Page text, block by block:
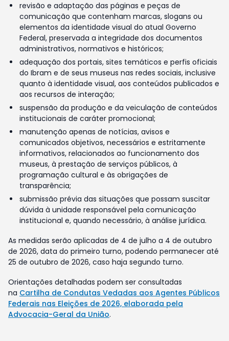
revisão e adaptação das páginas e peças de
comunicação que contenham marcas, slogans ou
elementos da identidade visual do atual Governo
Federal, preservada a integridade dos documentos
administrativos, normativos e históricos;
adequação dos portais, sites temáticos e perfis oficiais
do Ibram e de seus museus nas redes sociais, inclusive
quanto à identidade visual, aos conteúdos publicados e
aos recursos de interação;
suspensão da produção e da veiculação de conteúdos
institucionais de caráter promocional;
manutenção apenas de notícias, avisos e
comunicados objetivos, necessários e estritamente
informativos, relacionados ao funcionamento dos
museus, à prestação de serviços públicos, à
programação cultural e às obrigações de
transparência;
submissão prévia das situações que possam suscitar
dúvida à unidade responsável pela comunicação
institucional e, quando necessário, à análise jurídica.
As medidas serão aplicadas de 4 de julho a 4 de outubro
de 2026, data do primeiro turno, podendo permanecer até
25 de outubro de 2026, caso haja segundo turno.
Orientações detalhadas podem ser consultadas
na Cartilha de Condutas Vedadas aos Agentes Públicos
Federais nas Eleições de 2026, elaborada pela
Advocacia-Geral da União.